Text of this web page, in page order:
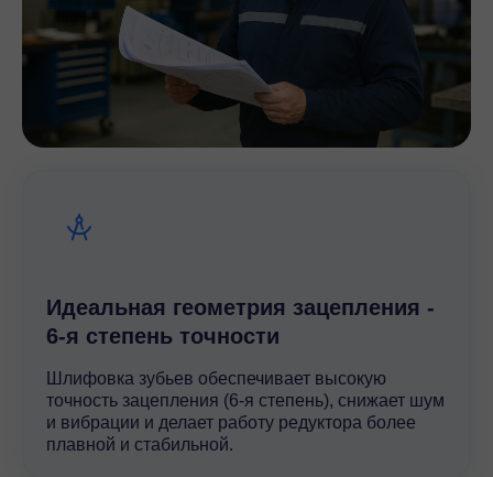
Идеальная геометрия зацепления -
6-я степень точности
Шлифовка зубьев обеспечивает высокую
точность зацепления (6-я степень), снижает шум
и вибрации и делает работу редуктора более
плавной и стабильной.